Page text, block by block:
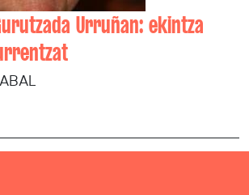
Urruñan: ekintza